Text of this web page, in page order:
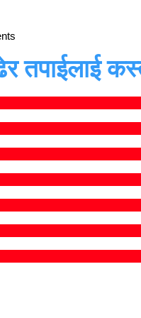
तपाईलाई